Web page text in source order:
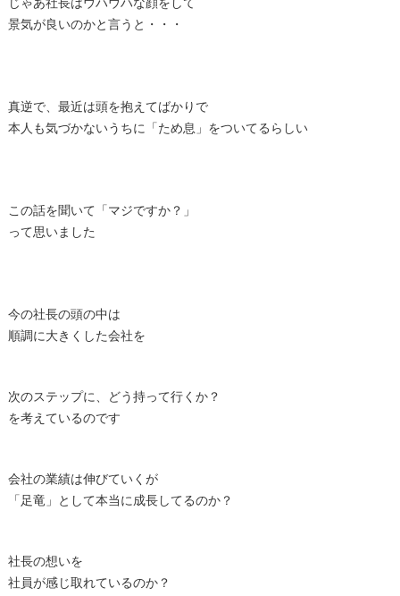
景気が良いのかと言うと・・・
真逆で、最近は頭を抱えてばかりで
本人も気づかないうちに「ため息」をついてるらしい
この話を聞いて「マジですか？」
って思いました
今の社長の頭の中は
順調に大きくした会社を
次のステップに、どう持って行くか？
を考えているのです
会社の業績は伸びていくが
「足竜」として本当に成長してるのか？
社長の想いを
社員が感じ取れているのか？